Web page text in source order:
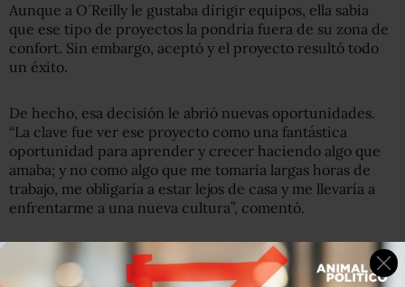
Aunque a O´Reilly le gustaba dirigir equipos, ella sabía
que ese tipo de proyectos la pondría fuera de su zona de
confort. Sin embargo, aceptó y el proyecto resultó todo
un éxito.
De hecho, esa decisión le abrió nuevas oportunidades.
“La clave fue ver ese proyecto como una fantástica
oportunidad para aprender y crecer haciendo algo que
amaba; y no como algo que me tomaría largas horas de
trabajo, me obligaría a estar lejos de casa y me llevaría a
enfrentarme a una nueva cultura”, comentó.
No te acostumbres